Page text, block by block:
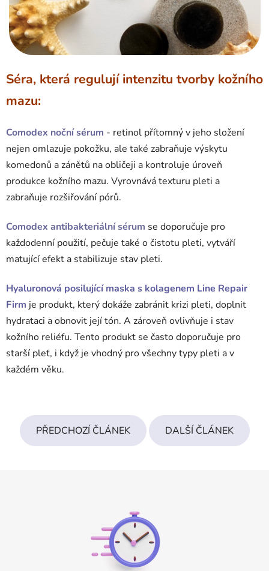
Séra, která regulují intenzitu tvorby kožního
mazu:
Comodex noční sérum - retinol přítomný v jeho složení
nejen omlazuje pokožku, ale také zabraňuje výskytu
komedonů a zánětů na obličeji a kontroluje úroveň
produkce kožního mazu. Vyrovnává texturu pleti a
zabraňuje rozšiřování pórů.
Comodex antibakteriální sérum se doporučuje pro
každodenní použití, pečuje také o čistotu pleti, vytváří
matující efekt a stabilizuje stav pleti.
Hyaluronová posilující maska ​​s kolagenem Line Repair
Firm je produkt, který dokáže zabránit krizi pleti, doplnit
hydrataci a obnovit její tón. A zároveň ovlivňuje i stav
kožního reliéfu. Tento produkt se často doporučuje pro
starší pleť, i když je vhodný pro všechny typy pleti a v
každém věku.
PŘEDCHOZÍ ČLÁNEK DALŠÍ ČLÁNEK